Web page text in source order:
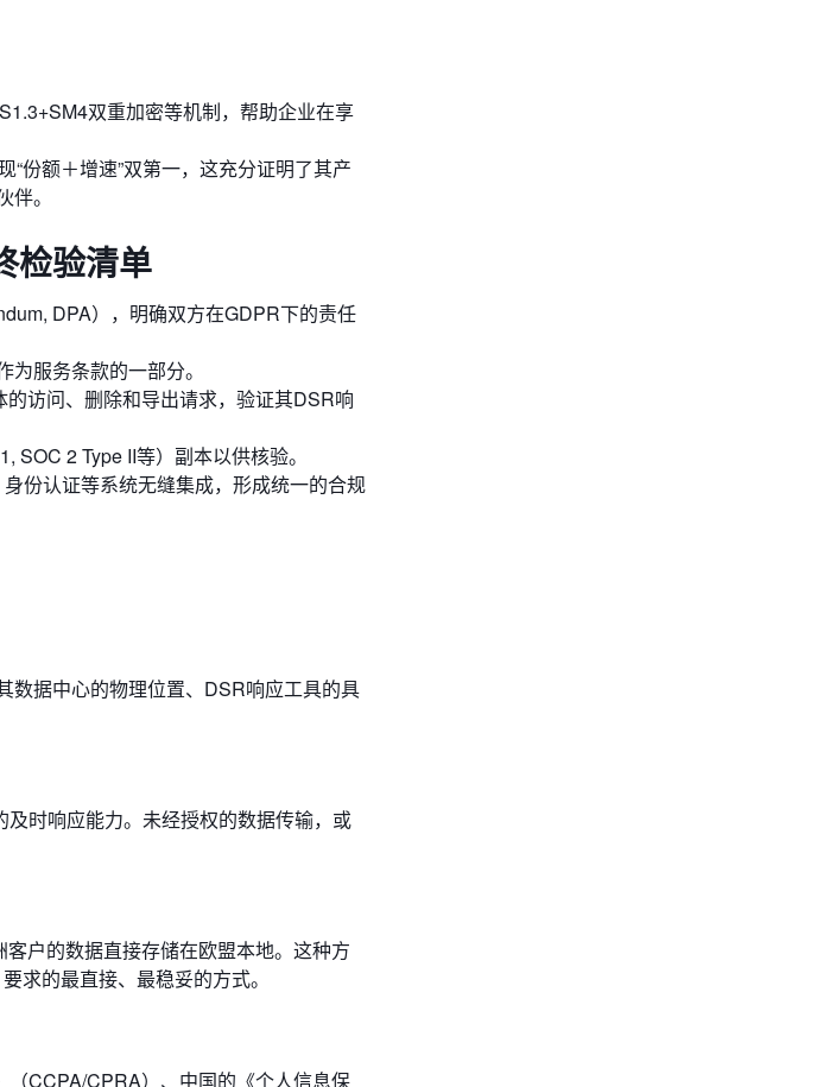
双重加密等机制，帮助企业在享
份额＋增速”双第一，这充分证明了其产
。
检验清单
DPA），明确双方在GDPR下的责任
服务条款的一部分。
访问、删除和导出请求，验证其DSR响
2 Type II等）副本以供核验。
份认证等系统无缝集成，形成统一的合规
数据中心的物理位置、DSR响应工具的具
时响应能力。未经授权的数据传输，或
户的数据直接存储在欧盟本地。这种方
求的最直接、最稳妥的方式。
CCPA/CPRA）、中国的《个人信息保